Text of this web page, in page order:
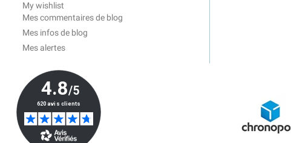
My wishlist
Mes commentaires de blog
Mes infos de blog
Mes alertes